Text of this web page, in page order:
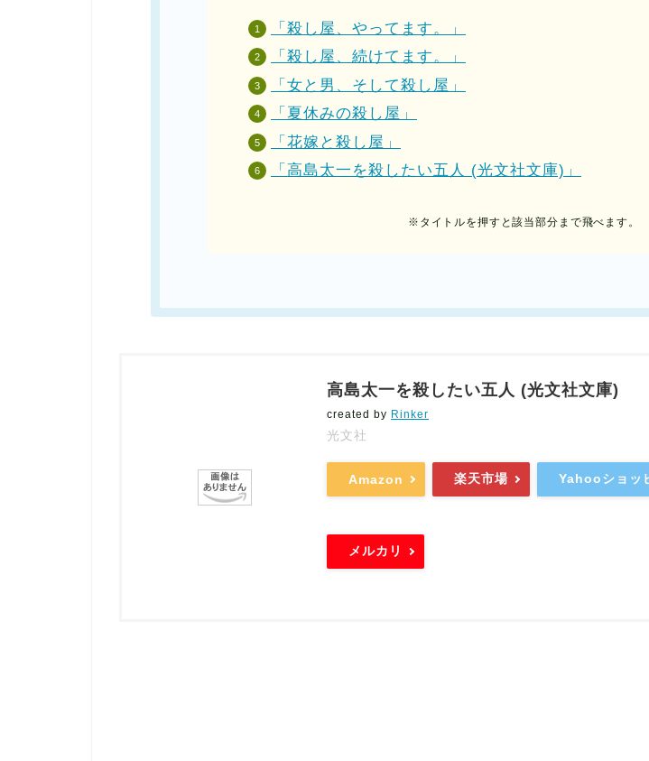
「殺し屋、やってます。」
「殺し屋、続けてます。」
「女と男、そして殺し屋」
「夏休みの殺し屋」
「花嫁と殺し屋」
「高島太一を殺したい五人 (光文社文庫)」
※タイトルを押すと該当部分まで飛べます。
高島太一を殺したい五人 (光文社文庫)
created by Rinker
光文社
Amazon 楽天市場 Yahooショッ
メルカリ